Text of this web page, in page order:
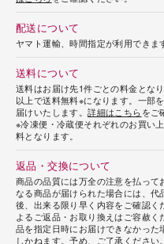
配送について
ヤマト運輸、時間指定が利用できま
送料について
送料はお届け先1件ごとの料金とな
以上で送料無料※になります。一部
届けいたします。詳細はこちらをご
※冷凍便・冷蔵便それぞれのお買い
料となります。
返品・交換について
商品の品質には万全の注意を払っ
なる商品が届けられた場合には、
後、出来る限り早く内容をご確認
よるご返品・お取り換えはご容赦
品を指定日時にお届けできなかっ
しかねます。予め、ご了承ください。